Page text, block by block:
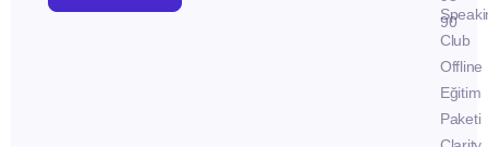
Club
Offline
Eğitim
Paketi
90